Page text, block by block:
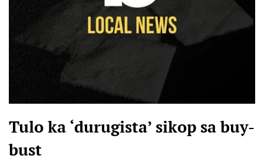
Tulo ka ‘durugista’ sikop sa buy-
bust